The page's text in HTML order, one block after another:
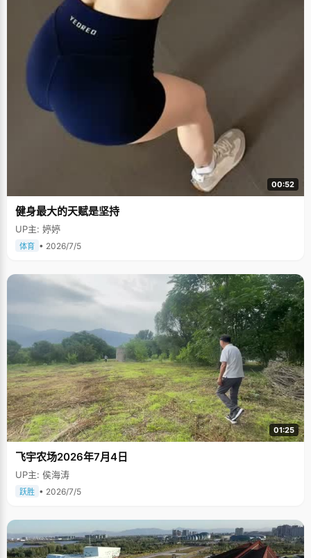
00:52
健身最大的天赋是坚持
UP主: 婷婷
体育 • 2026/7/5
01:25
飞宇农场2026年7月4日
UP主: 侯海涛
跃胜 • 2026/7/5